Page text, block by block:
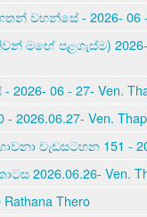
වහන්සේ - 2026- 06 -
මඟේ පළගැස්ම)
06 - 27- Ven.
Ven.
වැඩසටහන 151 -
2026.06.26- Ven.
Thero